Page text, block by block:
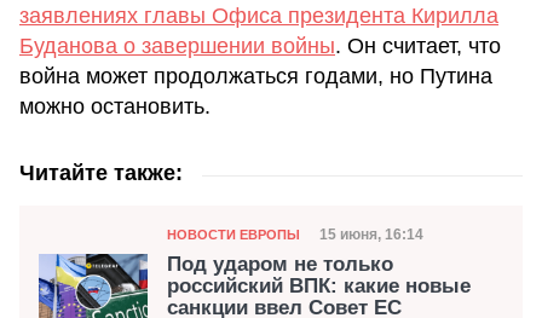
заявлениях главы Офиса президента Кирилла
Буданова о завершении войны. Он считает, что
война может продолжаться годами, но Путина
можно остановить.
Читайте также:
Категория
НОВОСТИ ЕВРОПЫ Дата публикации
15 июня, 16:14
Под ударом не только
российский ВПК: какие новые
санкции ввел Совет ЕС